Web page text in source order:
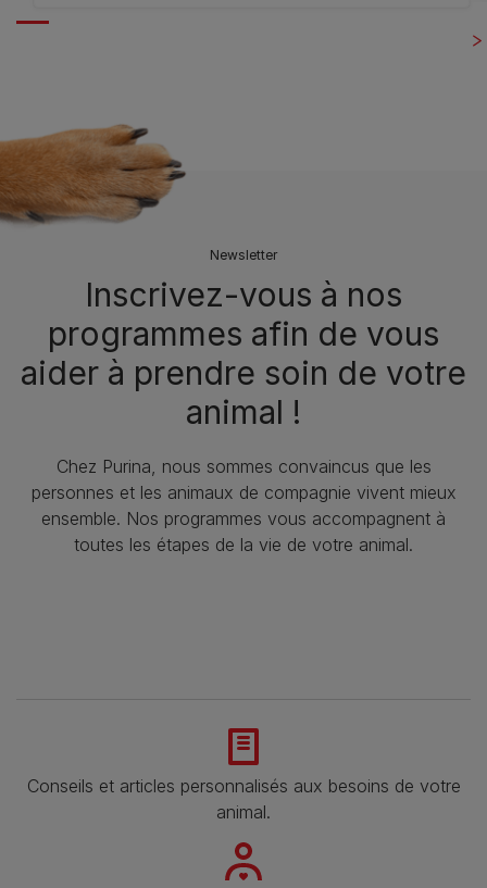
Newsletter
Inscrivez-vous à nos
programmes afin de vous
aider à prendre soin de votre
animal !
Chez Purina, nous sommes convaincus que les
personnes et les animaux de compagnie vivent mieux
ensemble. Nos programmes vous accompagnent à
toutes les étapes de la vie de votre animal.​
Conseils et articles personnalisés aux besoins de votre
animal​.